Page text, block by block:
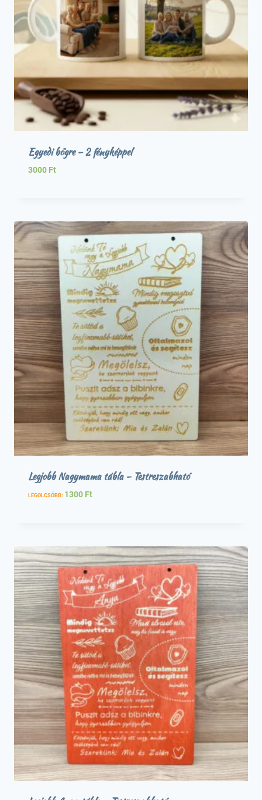
Egyedi bögre – 2 fényképpel
3000 Ft
Legjobb Nagymama tábla – Testreszabható
LEGOLCSÓBB: 1300 Ft